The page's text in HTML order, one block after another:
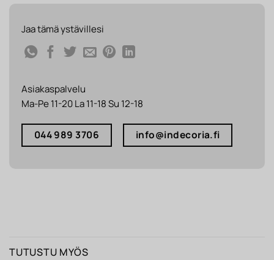
Jaa tämä ystävillesi
Asiakaspalvelu
Ma-Pe 11-20 La 11-18 Su 12-18
044 989 3706 info@indecoria.fi
TUTUSTU MYÖS